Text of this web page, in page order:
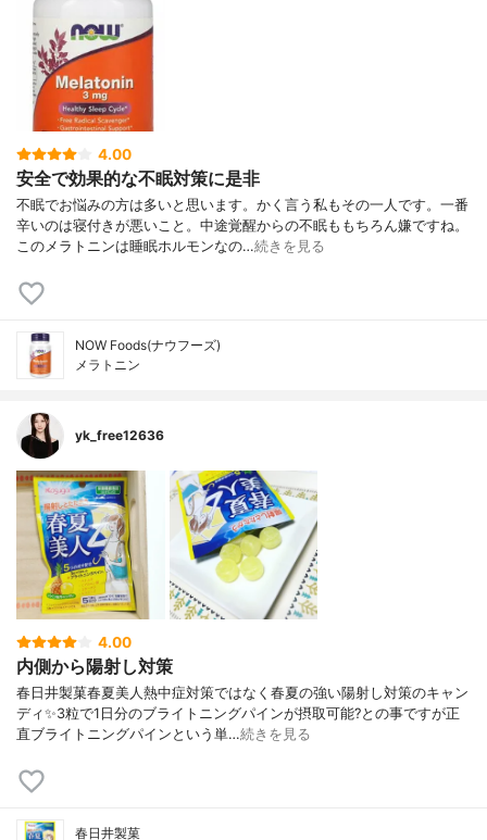
4.00
安全で効果的な不眠対策に是非
不眠でお悩みの方は多いと思います。かく言う私もその一人です。一番
辛いのは寝付きが悪いこと。中途覚醒からの不眠ももちろん嫌ですね。
このメラトニンは睡眠ホルモンなの…続きを見る
NOW Foods(ナウフーズ)
メラトニン
yk_free12636
4.00
内側から陽射し対策
春日井製菓春夏美人熱中症対策ではなく春夏の強い陽射し対策のキャン
ディ✨3粒で1日分のブライトニングパインが摂取可能?との事ですが正
直ブライトニングパインという単…続きを見る
春日井製菓